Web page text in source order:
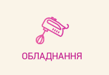
ОБЛАДНАННЯ